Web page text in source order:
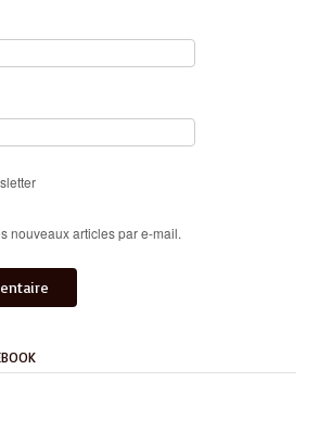
nouveaux articles par e-mail.